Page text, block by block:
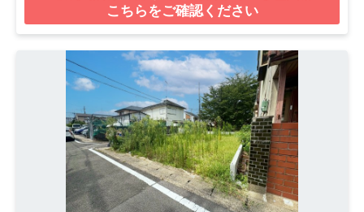
こちらをご確認ください